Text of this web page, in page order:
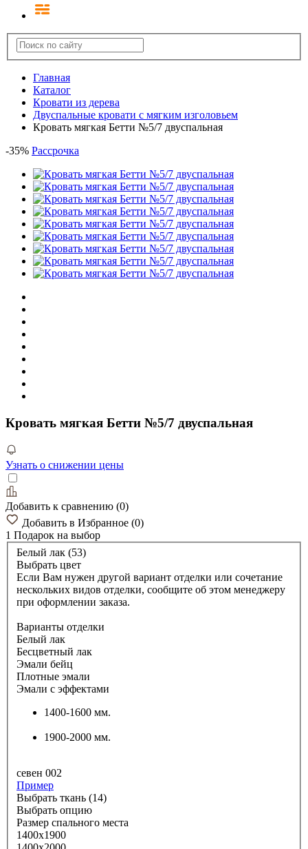
Главная
Каталог
Кровати из дерева
Двуспальные кровати с мягким изголовьем
Кровать мягкая Бетти №5/7 двуспальная
-35% Рассрочка
Кровать мягкая Бетти №5/7 двуспальная
Узнать о снижении цены
Добавить к сравнению (0)
Добавить в Избранное (0)
1 Подарок на выбор
Белый лак (53)
Выбрать цвет
Если Вам нужен другой вариант отделки или сочетание
нескольких видов отделки, сообщите об этом менеджеру
при оформлении заказа.
Варианты отделки
Белый лак
Бесцветный лак
Эмали бейц
Плотные эмали
Эмали с эффектами
1400-1600 мм.
1900-2000 мм.
севен 002
Пример
Выбрать ткань (14)
Выбрать опцию
Размер спального места
1400х1900